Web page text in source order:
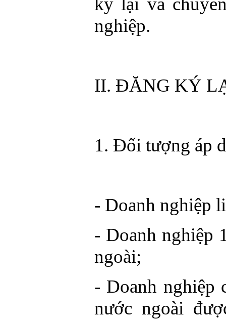
nghiệp.
II. ĐĂNG KÝ
1. Đối tượng áp
- Doanh nghiệp
- Doanh nghiệp
ngoài;
- Doanh nghiệp
nước ngoài